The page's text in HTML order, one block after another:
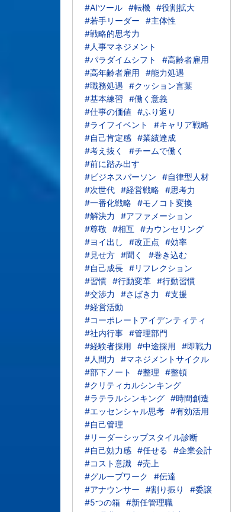
#AIツール #転機 #役割拡大
#若手リーダー
#主体性
#戦略的思考力
#人事マネジメント
#パラダイムシフト
#高齢者雇用
#高年齢者雇用
#能力処遇
#職務処遇
#クッション言葉
#基本練習
#働く意義
#仕事の価値
#ふり返り
#ライフイベント
#キャリア戦略
#自己肯定感 #業績達成
#考え抜く
#チームで働く
#前に踏み出す
#ビジネスパーソン
#自律型人材
#次世代 #経営戦略 #思考力
#一番化戦略 #モノコト変換
#解決力
#アファメーション
#尊敬
#相互
#カウンセリング
#ヨイ出し
#改正点
#効率
#見せ方 #聞く
#巻き込む
#自己成長 #リフレクション
#習慣 #行動変革 #行動習慣
#交渉力
#さばき力
#支援
#経営活動
#コーポレートアイデンティティ
#社内行事 #管理部門
#経験者採用
#中途採用
#即戦力
#人間力
#マネジメントサイクル
#部下ノート
#整理
#整頓
#クリティカルシンキング
#ラテラルシンキング #時間創造
#エッセンシャル思考 #有効活用
#自己管理
#リーダーシップスタイル診断
#自己効力感 #任せる
#企業会計
#コスト意識 #売上
#グループワーク
#伝達
#アナウンサー
#割り振り
#委譲
#5つの箱 #新任管理職